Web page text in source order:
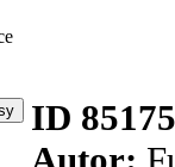
ID 85175